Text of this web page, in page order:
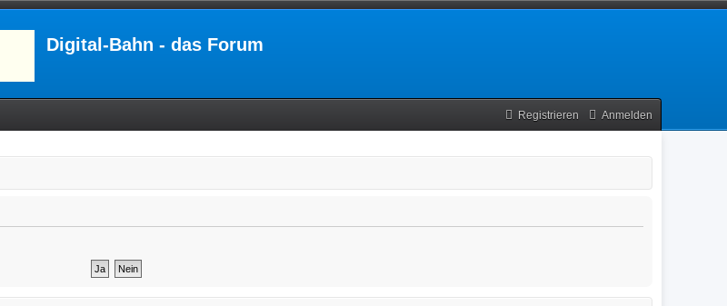
Digital-Bahn - das Forum
Anmelden
Registrieren